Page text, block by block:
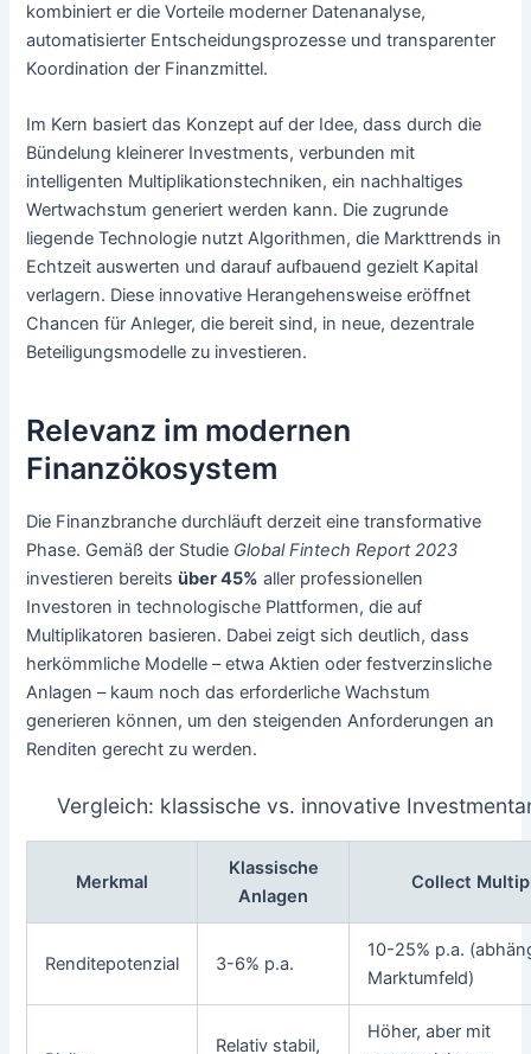
kombiniert er die Vorteile moderner Datenanalyse,
automatisierter Entscheidungsprozesse und transparenter
Koordination der Finanzmittel.
Im Kern basiert das Konzept auf der Idee, dass durch die
Bündelung kleinerer Investments, verbunden mit
intelligenten Multiplikationstechniken, ein nachhaltiges
Wertwachstum generiert werden kann. Die zugrunde
liegende Technologie nutzt Algorithmen, die Markttrends in
Echtzeit auswerten und darauf aufbauend gezielt Kapital
verlagern. Diese innovative Herangehensweise eröffnet
Chancen für Anleger, die bereit sind, in neue, dezentrale
Beteiligungsmodelle zu investieren.
Relevanz im modernen
Finanzökosystem
Die Finanzbranche durchläuft derzeit eine transformative
Phase. Gemäß der Studie Global Fintech Report 2023
investieren bereitsüber 45% aller professionellen
Investoren in technologische Plattformen, die auf
Multiplikatoren basieren. Dabei zeigt sich deutlich, dass
herkömmliche Modelle – etwa Aktien oder festverzinsliche
Anlagen – kaum noch das erforderliche Wachstum
generieren können, um den steigenden Anforderungen an
Renditen gerecht zu werden.
Vergleich: klassische vs. innovative
Merkmal
Klassische
Anlagen
Collect
Renditepotenzial 3-6% p.a.
10-25% p.a.
Marktumfeld)
Relativ stabil,
Höher, aber mit